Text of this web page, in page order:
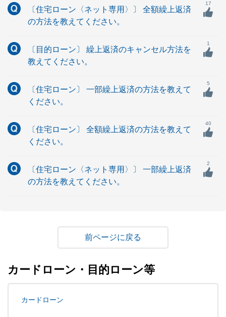
〔住宅ローン〈ネット専用〉〕 全額繰上返済
の方法を教えてください。
17
〔目的ローン〕 繰上返済のキャンセル方法を
教えてください。
1
〔住宅ローン〕 一部繰上返済の方法を教えて
ください。
5
〔住宅ローン〕 全額繰上返済の方法を教えて
ください。
40
〔住宅ローン〈ネット専用〉〕 一部繰上返済
の方法を教えてください。
2
戻る
カードローン・目的ローン等
カードローン